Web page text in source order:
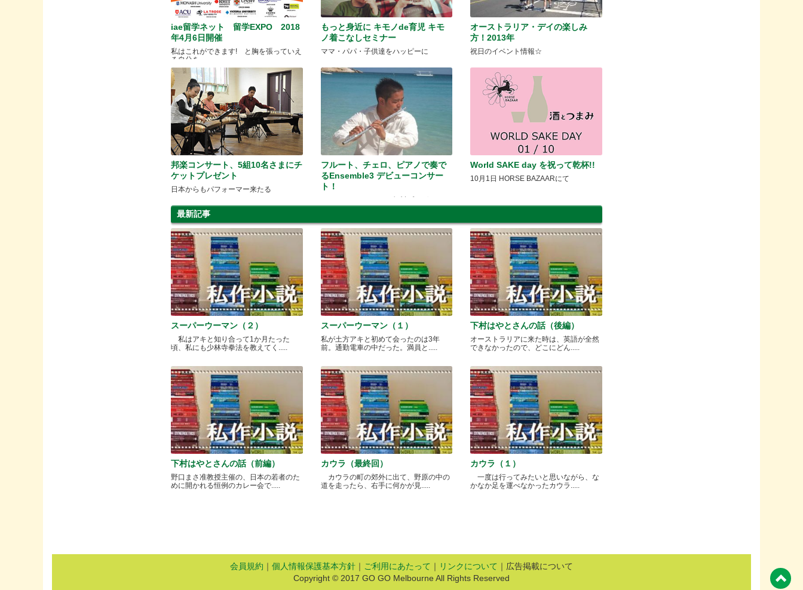
iae留学ネット 留学EXPO 2018
年4月6日開催
私はこれができます! と胸を張っていえ
る自分を
もっと身近に キモノde育児 キモ
ノ着こなしセミナー
ママ・パパ・子供達をハッピーに
オーストラリア・デイの楽しみ
方！2013年
祝日のイベント情報☆
邦楽コンサート、5組10名さまにチ
ケットプレゼント
日本からもパフォーマー来たる
フルート、チェロ、ピアノで奏で
るEnsemble3 デビューコンサー
ト！
【8/19締切】
World SAKE day を祝って乾杯!!
10月1日 HORSE BAZAARにて
最新記事
スーパーウーマン（２）
私はアキと知り合って1か月たった
頃、私にも少林寺拳法を教えてく.....
スーパーウーマン（１）
私が土方アキと初めて会ったのは3年
前。通勤電車の中だった。満員と.....
下村はやとさんの話（後編）
オーストラリアに来た時は、英語が全然
できなかったので、どこにどん.....
下村はやとさんの話（前編）
野口まさ准教授主催の、日本の若者のた
めに開かれる恒例のカレー会で.....
カウラ（最終回）
カウラの町の郊外に出て、野原の中の
道を走ったら、右手に何かが見.....
カウラ（１）
一度は行ってみたいと思いながら、な
かなか足を運べなかったカウラ.....
会員規約 ｜ 個人情報保護基本方針 ｜ ご利用にあたって ｜ リンクについて ｜広告掲載について
Copyright © 2017 GO GO Melbourne All Rights Reserved